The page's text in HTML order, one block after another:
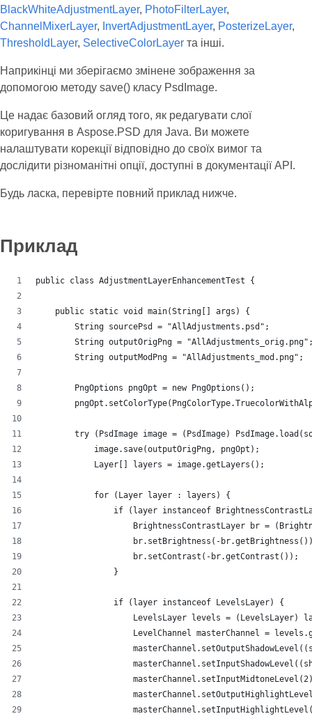
BlackWhiteAdjustmentLayer, PhotoFilterLayer,
ChannelMixerLayer, InvertAdjustmentLayer, PosterizeLayer,
ThresholdLayer, SelectiveColorLayer та інші.
Наприкінці ми зберігаємо змінене зображення за
допомогою методу save() класу PsdImage.
Це надає базовий огляд того, як редагувати слої
коригування в Aspose.PSD для Java. Ви можете
налаштувати корекції відповідно до своїх вимог та
дослідити різноманітні опції, доступні в документації API.
Будь ласка, перевірте повний приклад нижче.
Приклад
public class AdjustmentLayerEnhancementTest {
    public static void main(String[] args) {
        String sourcePsd = "AllAdjustments.psd";
String outputOrigPng =
        String outputModPng = "AllAdjustments_mod.png";
        PngOptions pngOpt = new PngOptions();
try (PsdImage image = (PsdImage)
            image.save(outputOrigPng, pngOpt);
            Layer[] layers = image.getLayers();
            for (Layer layer : layers) {
if (layer instanceof
BrightnessContrastLayer br =
br.setBrightness(-
                    br.setContrast(-br.getContrast());
                }
                if (layer instanceof LevelsLayer) {
LevelsLayer levels = (LevelsLayer)
LevelChannel masterChannel =